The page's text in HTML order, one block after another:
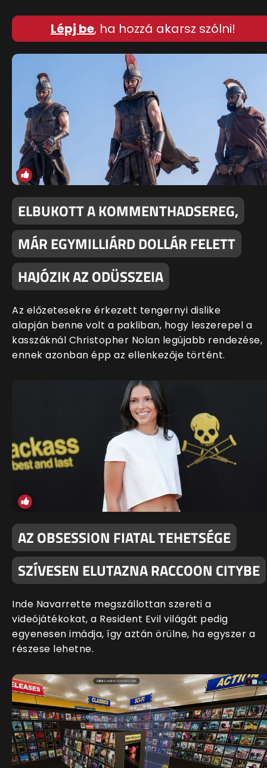
Lépj be, ha hozzá akarsz szólni!
ELBUKOTT A KOMMENTHADSEREG,
MÁR EGYMILLIÁRD DOLLÁR FELETT
HAJÓZIK AZ ODÜSSZEIA
Az előzetesekre érkezett tengernyi dislike
alapján benne volt a pakliban, hogy leszerepel a
kasszáknál Christopher Nolan legújabb rendezése,
ennek azonban épp az ellenkezője történt.
AZ OBSESSION FIATAL TEHETSÉGE
SZÍVESEN ELUTAZNA RACCOON CITYBE
Inde Navarrette megszállottan szereti a
videójátékokat, a Resident Evil világát pedig
egyenesen imádja, így aztán örülne, ha egyszer a
részese lehetne.